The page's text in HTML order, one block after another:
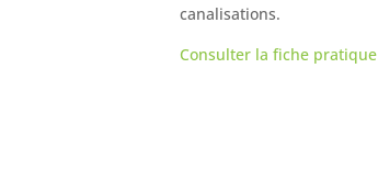
canalisations.
Consulter la fiche pratique